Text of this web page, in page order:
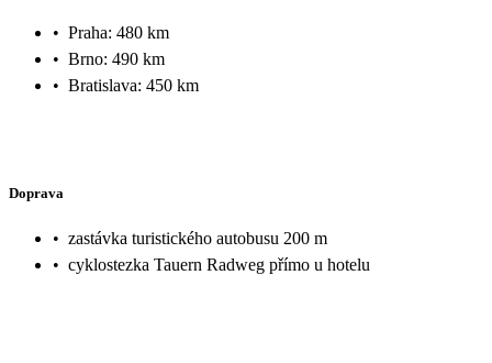
• Praha: 480 km
• Brno: 490 km
• Bratislava: 450 km
Doprava
• zastávka turistického autobusu 200 m
• cyklostezka Tauern Radweg přímo u hotelu